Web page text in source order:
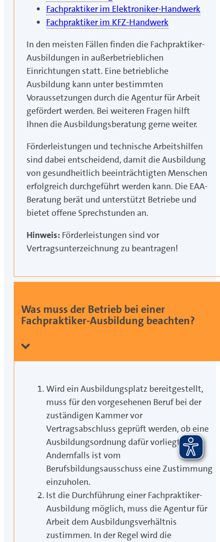
Fachpraktiker im Elektroniker-Handwerk
Fachpraktiker im KFZ-Handwerk
In den meisten Fällen finden die Fachpraktiker-
Ausbildungen in außerbetrieblichen
Einrichtungen statt. Eine betriebliche
Ausbildung kann unter bestimmten
Voraussetzungen durch die Agentur für Arbeit
gefördert werden. Bei weiteren Fragen hilft
Ihnen die Ausbildungsberatung gerne weiter.
Förderleistungen und technische Arbeitshilfen
sind dabei entscheidend, damit die Ausbildung
von gesundheitlich beeinträchtigten Menschen
erfolgreich durchgeführt werden kann. Die EAA-
Beratung berät und unterstützt Betriebe und
bietet offene Sprechstunden an.
Hinweis: Förderleistungen sind vor
Vertragsunterzeichnung zu beantragen!
Was muss der Betrieb bei einer
Fachpraktiker-Ausbildung beachten?
Wird ein Ausbildungsplatz bereitgestellt,
muss für den vorgesehenen Beruf bei der
zuständigen Kammer vor
Vertragsabschluss geprüft werden, ob eine
Ausbildungsordnung dafür vorliegt.
Andernfalls ist vom
Berufsbildungsausschuss eine Zustimmung
einzuholen.
Ist die Durchführung einer Fachpraktiker-
Ausbildung möglich, muss die Agentur für
Arbeit dem Ausbildungsverhältnis
zustimmen. In der Regel wird die